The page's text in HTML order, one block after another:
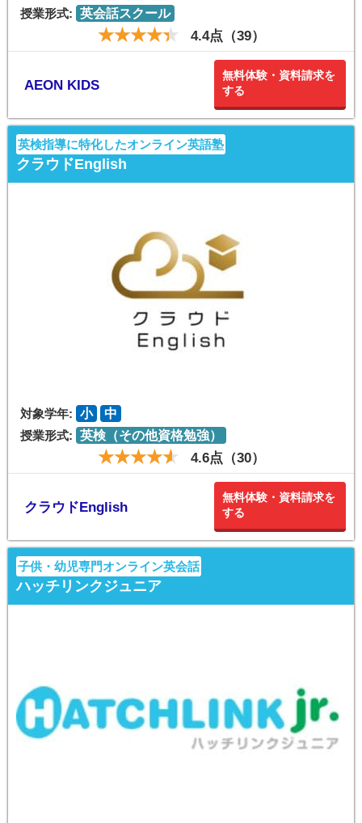
授業形式: 英会話スクール
4.4点（39）
AEON KIDS
無料体験・資料請求を
する
英検指導に特化したオンライン英語塾
クラウドEnglish
対象学年: 小
中
授業形式: 英検（その他資格勉強）
4.6点（30）
クラウドEnglish
無料体験・資料請求を
する
子供・幼児専門オンライン英会話
ハッチリンクジュニア